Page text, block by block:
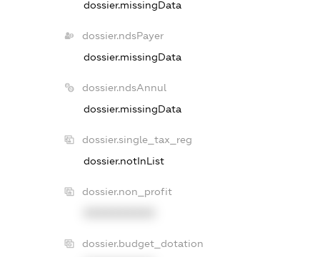
dossier.missingData
dossier.ndsPayer
dossier.missingData
dossier.ndsAnnul
dossier.missingData
dossier.single_tax_reg
dossier.notInList
dossier.non_profit
dossier.budget_dotation